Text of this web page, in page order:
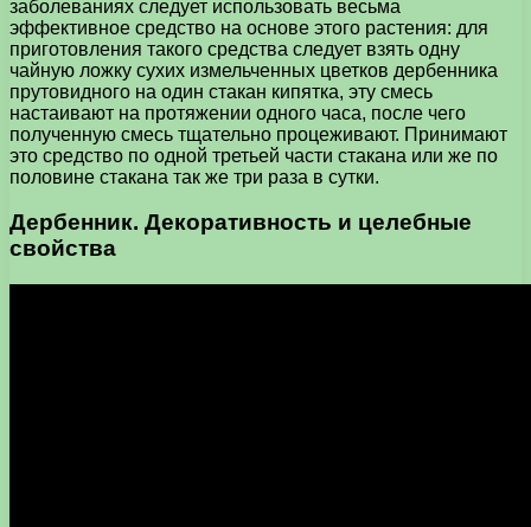
заболеваниях следует использовать весьма
эффективное средство на основе этого растения: для
приготовления такого средства следует взять одну
чайную ложку сухих измельченных цветков дербенника
прутовидного на один стакан кипятка, эту смесь
настаивают на протяжении одного часа, после чего
полученную смесь тщательно процеживают. Принимают
это средство по одной третьей части стакана или же по
половине стакана так же три раза в сутки.
Дербенник. Декоративность и целебные
свойства